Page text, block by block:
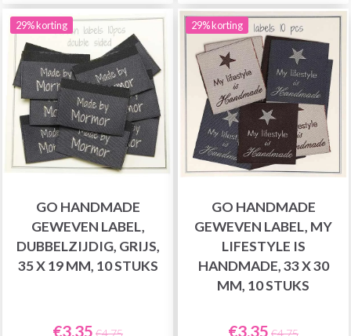
29% korting
GO HANDMADE
GEWEVEN LABEL,
DUBBELZIJDIG, GRIJS,
35 X 19 MM, 10 STUKS
€3,35 €4,75
29% korting
GO HANDMADE
GEWEVEN LABEL, MY
LIFESTYLE IS
HANDMADE, 33 X 30
MM, 10 STUKS
€3,35 €4,75